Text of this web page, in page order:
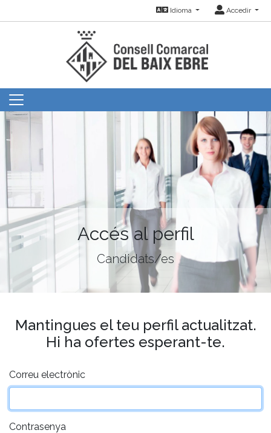
Idioma Accedir
Accés al perfil
Candidats/es
Mantingues el teu perfil actualitzat.
Hi ha ofertes esperant-te.
Correu electrònic
Contrasenya